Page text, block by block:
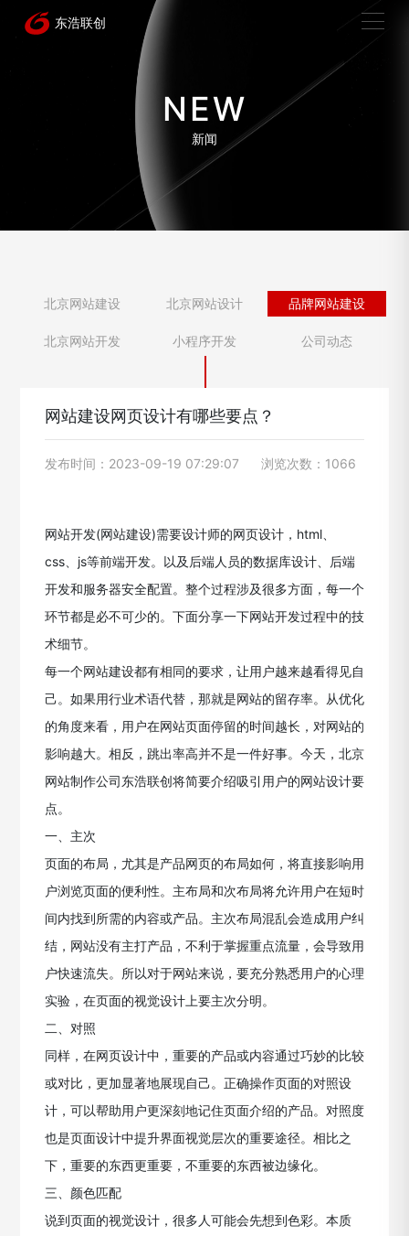
NEW
新闻
北京网站建设 北京网站设计 品牌网站建设
北京网站开发 小程序开发 公司动态
网站建设网页设计有哪些要点？
发布时间：2023-09-19 07:29:07 浏览次数：1066
网站开发(网站建设)需要设计师的网页设计，html、
css、js等前端开发。以及后端人员的数据库设计、后端
开发和服务器安全配置。整个过程涉及很多方面，每一个
环节都是必不可少的。下面分享一下网站开发过程中的技
术细节。
每一个网站建设都有相同的要求，让用户越来越看得见自
己。如果用行业术语代替，那就是网站的留存率。从优化
的角度来看，用户在网站页面停留的时间越长，对网站的
影响越大。相反，跳出率高并不是一件好事。今天，北京
网站制作公司东浩联创将简要介绍吸引用户的网站设计要
点。
一、主次
页面的布局，尤其是产品网页的布局如何，将直接影响用
户浏览页面的便利性。主布局和次布局将允许用户在短时
间内找到所需的内容或产品。主次布局混乱会造成用户纠
结，网站没有主打产品，不利于掌握重点流量，会导致用
户快速流失。所以对于网站来说，要充分熟悉用户的心理
实验，在页面的视觉设计上要主次分明。
二、对照
同样，在网页设计中，重要的产品或内容通过巧妙的比较
或对比，更加显著地展现自己。正确操作页面的对照设
计，可以帮助用户更深刻地记住页面介绍的产品。对照度
也是页面设计中提升界面视觉层次的重要途径。相比之
下，重要的东西更重要，不重要的东西被边缘化。
三、颜色匹配
说到页面的视觉设计，很多人可能会先想到色彩。本质